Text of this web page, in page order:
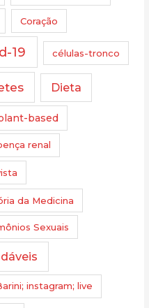
Coração
19 células-tronco
Dieta
based
renal
da Medicina
Sexuais
instagram; live